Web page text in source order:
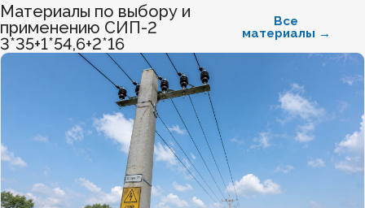
БЕЗГАЛОГЕННЫЙ Нет
ХЛАДОСТОЙКИЙ Нет
СЕЧЕНИЕ ТПЖ 16
ОГНЕСТОЙКИЙ Нет
Материалы по выбору и
применению СИП-2
3*35+1*54,6+2*16
Все
материалы →